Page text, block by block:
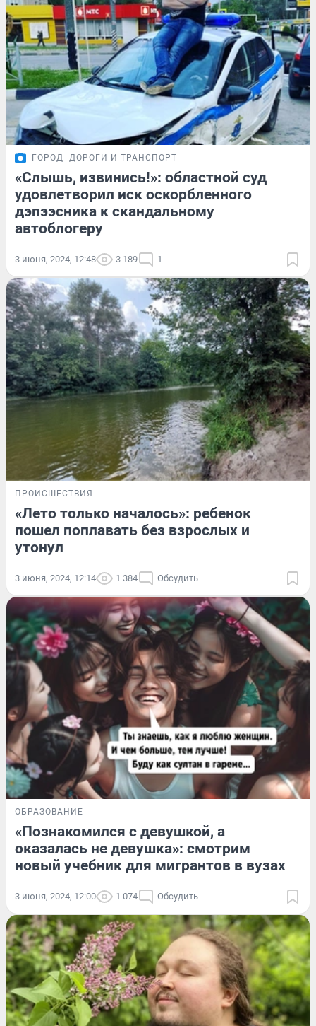
ГОРОД ДОРОГИ И ТРАНСПОРТ
«Слышь, извинись!»: областной суд
удовлетворил иск оскорбленного
дэпээсника к скандальному
автоблогеру
3 июня, 2024, 12:48 3 189 1
ПРОИСШЕСТВИЯ
«Лето только началось»: ребенок
пошел поплавать без взрослых и
утонул
3 июня, 2024, 12:14 1 384 Обсудить
ОБРАЗОВАНИЕ
«Познакомился с девушкой, а
оказалась не девушка»: смотрим
новый учебник для мигрантов в вузах
3 июня, 2024, 12:00 1 074 Обсудить